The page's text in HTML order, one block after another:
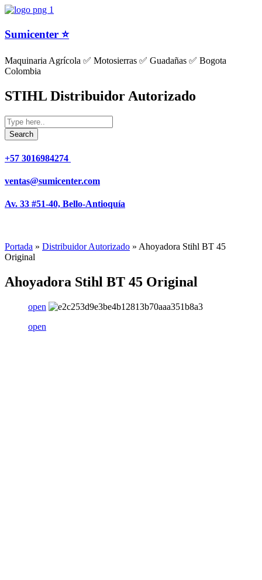
Sumicenter ⭐
Maquinaria Agrícola ✅ Motosierras ✅ Guadañas ✅ Bogota
Colombia
STIHL Distribuidor Autorizado
+57 3016984274 ​
ventas@sumicenter.com
Av. 33 #51-40, Bello-Antioquía
Portada » Distribuidor Autorizado » Ahoyadora Stihl BT 45
Original
Ahoyadora Stihl BT 45 Original
open
open